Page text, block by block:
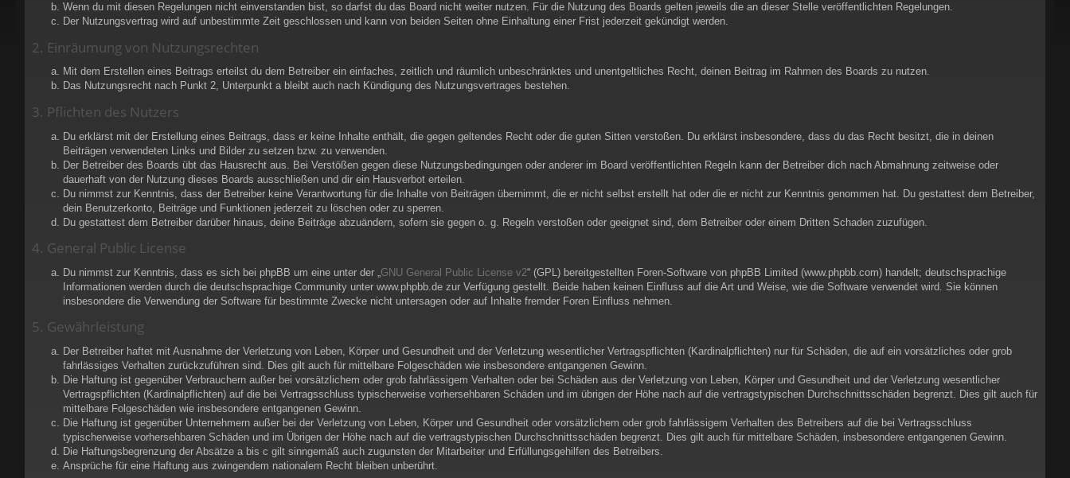
Wenn du mit diesen Regelungen nicht einverstanden bist, so darfst du das Board nicht weiter nutzen. Für die Nutzung des Boards gelten jeweils die an dieser Stelle veröffentlichten Regelungen.
Der Nutzungsvertrag wird auf unbestimmte Zeit geschlossen und kann von beiden Seiten ohne Einhaltung einer Frist jederzeit gekündigt werden.
2. Einräumung von Nutzungsrechten
Mit dem Erstellen eines Beitrags erteilst du dem Betreiber ein einfaches, zeitlich und räumlich unbeschränktes und unentgeltliches Recht, deinen Beitrag im Rahmen des Boards zu nutzen.
Das Nutzungsrecht nach Punkt 2, Unterpunkt a bleibt auch nach Kündigung des Nutzungsvertrages bestehen.
3. Pflichten des Nutzers
Du erklärst mit der Erstellung eines Beitrags, dass er keine Inhalte enthält, die gegen geltendes Recht oder die guten Sitten verstoßen. Du erklärst insbesondere, dass du das Recht besitzt, die in deinen
Beiträgen verwendeten Links und Bilder zu setzen bzw. zu verwenden.
Der Betreiber des Boards übt das Hausrecht aus. Bei Verstößen gegen diese Nutzungsbedingungen oder anderer im Board veröffentlichten Regeln kann der Betreiber dich nach Abmahnung zeitweise oder
dauerhaft von der Nutzung dieses Boards ausschließen und dir ein Hausverbot erteilen.
Du nimmst zur Kenntnis, dass der Betreiber keine Verantwortung für die Inhalte von Beiträgen übernimmt, die er nicht selbst erstellt hat oder die er nicht zur Kenntnis genommen hat. Du gestattest dem Betreiber,
dein Benutzerkonto, Beiträge und Funktionen jederzeit zu löschen oder zu sperren.
Du gestattest dem Betreiber darüber hinaus, deine Beiträge abzuändern, sofern sie gegen o. g. Regeln verstoßen oder geeignet sind, dem Betreiber oder einem Dritten Schaden zuzufügen.
4. General Public License
Du nimmst zur Kenntnis, dass es sich bei phpBB um eine unter der „ GNU General Public License v2“ (GPL) bereitgestellten Foren-Software von phpBB Limited (www.phpbb.com) handelt; deutschsprachige
Informationen werden durch die deutschsprachige Community unter www.phpbb.de zur Verfügung gestellt. Beide haben keinen Einfluss auf die Art und Weise, wie die Software verwendet wird. Sie können
insbesondere die Verwendung der Software für bestimmte Zwecke nicht untersagen oder auf Inhalte fremder Foren Einfluss nehmen.
5. Gewährleistung
Der Betreiber haftet mit Ausnahme der Verletzung von Leben, Körper und Gesundheit und der Verletzung wesentlicher Vertragspflichten (Kardinalpflichten) nur für Schäden, die auf ein vorsätzliches oder grob
fahrlässiges Verhalten zurückzuführen sind. Dies gilt auch für mittelbare Folgeschäden wie insbesondere entgangenen Gewinn.
Die Haftung ist gegenüber Verbrauchern außer bei vorsätzlichem oder grob fahrlässigem Verhalten oder bei Schäden aus der Verletzung von Leben, Körper und Gesundheit und der Verletzung wesentlicher
Vertragspflichten (Kardinalpflichten) auf die bei Vertragsschluss typischerweise vorhersehbaren Schäden und im übrigen der Höhe nach auf die vertragstypischen Durchschnittsschäden begrenzt. Dies gilt auch für
mittelbare Folgeschäden wie insbesondere entgangenen Gewinn.
Die Haftung ist gegenüber Unternehmern außer bei der Verletzung von Leben, Körper und Gesundheit oder vorsätzlichem oder grob fahrlässigem Verhalten des Betreibers auf die bei Vertragsschluss
typischerweise vorhersehbaren Schäden und im Übrigen der Höhe nach auf die vertragstypischen Durchschnittsschäden begrenzt. Dies gilt auch für mittelbare Schäden, insbesondere entgangenen Gewinn.
Die Haftungsbegrenzung der Absätze a bis c gilt sinngemäß auch zugunsten der Mitarbeiter und Erfüllungsgehilfen des Betreibers.
Ansprüche für eine Haftung aus zwingendem nationalem Recht bleiben unberührt.